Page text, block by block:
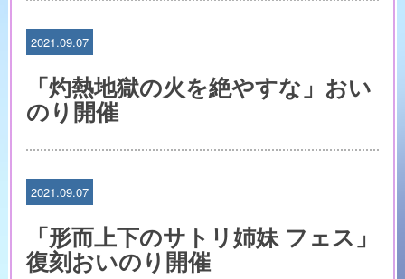
2021.09.07
「灼熱地獄の火を絶やすな」おい
のり開催
2021.09.07
「形而上下のサトリ姉妹 フェス」
復刻おいのり開催